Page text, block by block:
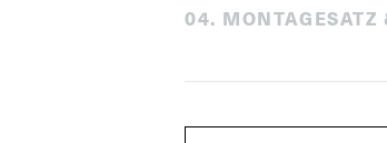
04.